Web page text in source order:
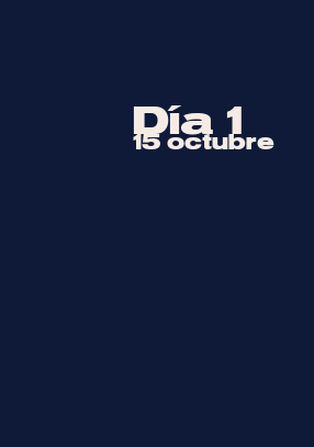
Día 1
15 octubre